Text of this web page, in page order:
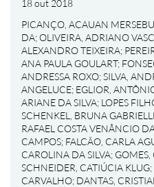
18 out 2018
PICANÇO, ACAUAN
DA;OLIVEIRA, ADRIANO
ALEXANDRO TEIXEIRA;
ANA PAULA GOULART;
ANDRESSA ROXO;SILVA,
ANGELUCE; EGLIOR,
ARIANE DA SILVA; LOPES
SCHENKEL, BRUNA
RAFAEL COSTA VENÂNCIO
CAMPOS; FALCÃO, CARLA
CAROLINA DA SILVA; GOMES,
SCHNEIDER, CATIÚCIA KLUG;
CARVALHO; DANTAS,